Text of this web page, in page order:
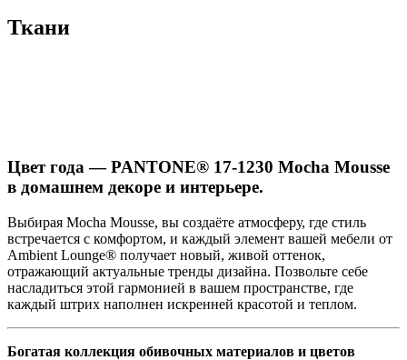
Ткани
Цвет года — PANTONE® 17-1230 Mocha Mousse
в домашнем декоре и интерьере.
Выбирая Mocha Mousse, вы создаёте атмосферу, где стиль
встречается с комфортом, и каждый элемент вашей мебели от
Ambient Lounge® получает новый, живой оттенок,
отражающий актуальные тренды дизайна. Позвольте себе
насладиться этой гармонией в вашем пространстве, где
каждый штрих наполнен искренней красотой и теплом.
Богатая коллекция обивочных материалов и цветов